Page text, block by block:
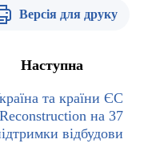
Версія для друку
Наступна
та країни ЄС
на 37
відбудови